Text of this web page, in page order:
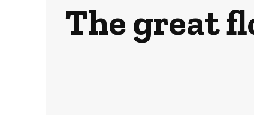
The great